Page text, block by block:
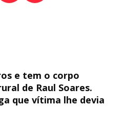
e tem o corpo
de Raul Soares.
que vítima lhe devia